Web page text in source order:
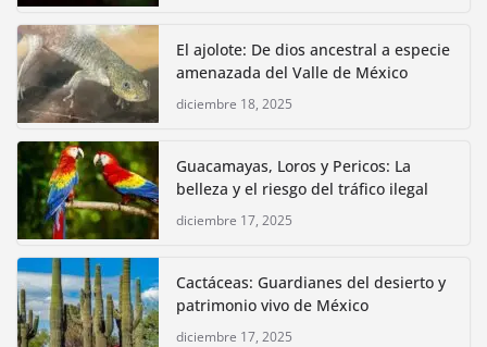
El ajolote: De dios ancestral a especie
amenazada del Valle de México
diciembre 18, 2025
Guacamayas, Loros y Pericos: La
belleza y el riesgo del tráfico ilegal
diciembre 17, 2025
Cactáceas: Guardianes del desierto y
patrimonio vivo de México
diciembre 17, 2025